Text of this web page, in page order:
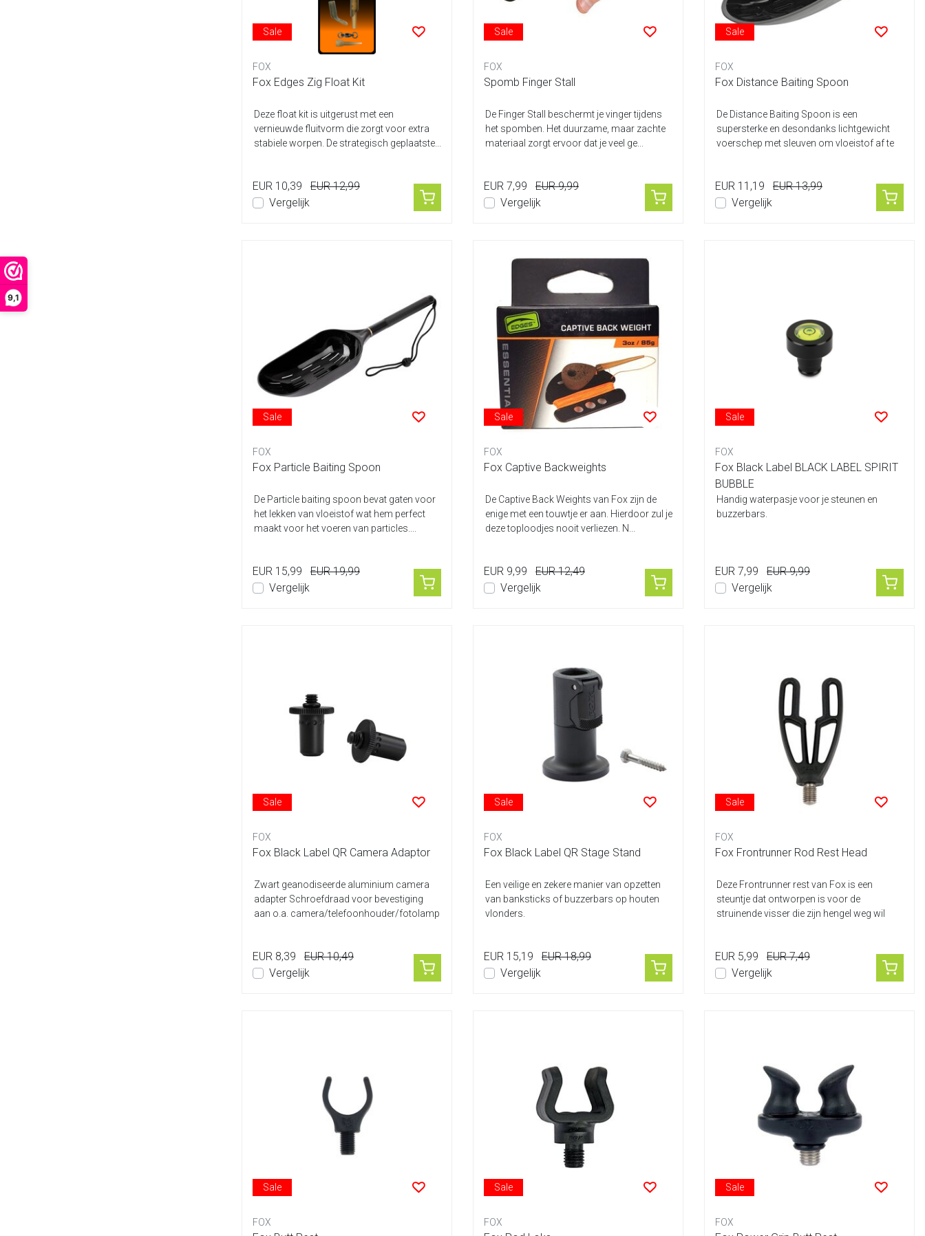
9,1
Sale
FOX
Fox Edges Zig Float Kit
Deze float kit is uitgerust met een
vernieuwde fluitvorm die zorgt voor extra
stabiele worpen. De strategisch geplaatste...
EUR 10,39
EUR 12,99
Vergelijk
Sale
FOX
Spomb Finger Stall
De Finger Stall beschermt je vinger tijdens
het spomben. Het duurzame, maar zachte
materiaal zorgt ervoor dat je veel ge...
EUR 7,99
EUR 9,99
Vergelijk
Sale
FOX
Fox Distance Baiting Spoon
De Distance Baiting Spoon is een
supersterke en desondanks lichtgewicht
voerschep met sleuven om vloeistof af te
EUR 11,19
EUR 13,99
Vergelijk
Sale
FOX
Fox Particle Baiting Spoon
De Particle baiting spoon bevat gaten voor
het lekken van vloeistof wat hem perfect
maakt voor het voeren van particles....
EUR 15,99
EUR 19,99
Vergelijk
Sale
FOX
Fox Captive Backweights
De Captive Back Weights van Fox zijn de
enige met een touwtje er aan. Hierdoor zul je
deze toploodjes nooit verliezen. N...
EUR 9,99
EUR 12,49
Vergelijk
Sale
FOX
Fox Black Label BLACK LABEL SPIRIT
BUBBLE
Handig waterpasje voor je steunen en
buzzerbars.
EUR 7,99
EUR 9,99
Vergelijk
Sale
FOX
Fox Black Label QR Camera Adaptor
Zwart geanodiseerde aluminium camera
adapter Schroefdraad voor bevestiging
aan o.a. camera/telefoonhouder/fotolamp
EUR 8,39
EUR 10,49
Vergelijk
Sale
FOX
Fox Black Label QR Stage Stand
Een veilige en zekere manier van opzetten
van banksticks of buzzerbars op houten
vlonders.
EUR 15,19
EUR 18,99
Vergelijk
Sale
FOX
Fox Frontrunner Rod Rest Head
Deze Frontrunner rest van Fox is een
steuntje dat ontworpen is voor de
struinende visser die zijn hengel weg wil
EUR 5,99
EUR 7,49
Vergelijk
Sale
FOX
Sale
FOX
Sale
FOX